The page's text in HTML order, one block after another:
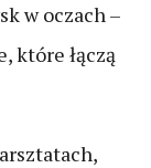
w oczach –
które łączą